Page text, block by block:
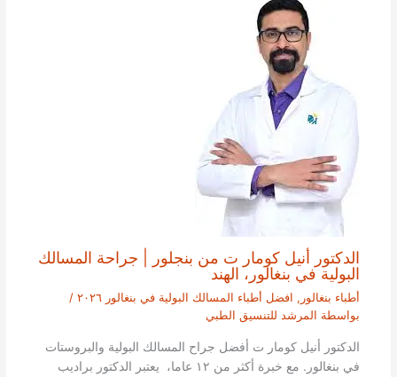
الدكتور أنيل كومار ت من بنجلور | جراحة المسالك
البولية في بنغالور، الهند
أطباء بنغالور , افضل أطباء المسالك البولية في بنغالور ٢٠٢٦
/
بواسطة المرشد للتنسيق الطبي
الدكتور أنيل كومار ت أفضل جراح المسالك البولية والبروستات
في بنغالور. مع خبرة أكثر من ١٢ عاما، يعتبر الدكتور براديب